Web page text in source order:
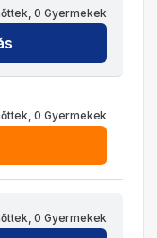
0 Gyermekek
0 Gyermekek
0 Gyermekek